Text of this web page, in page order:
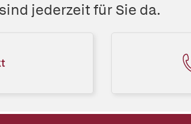
jederzeit für Sie da.